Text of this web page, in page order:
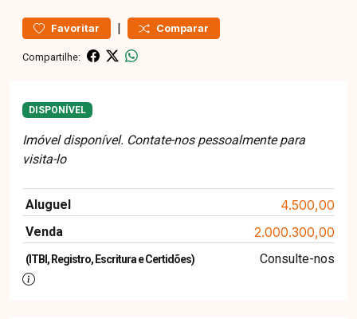
Favoritar | Comparar
Compartilhe:
DISPONÍVEL
Imóvel disponível. Contate-nos pessoalmente para
visita-lo
Aluguel 4.500,00
Venda 2.000.300,00
(ITBI, Registro, Escritura e Certidões) Consulte-nos